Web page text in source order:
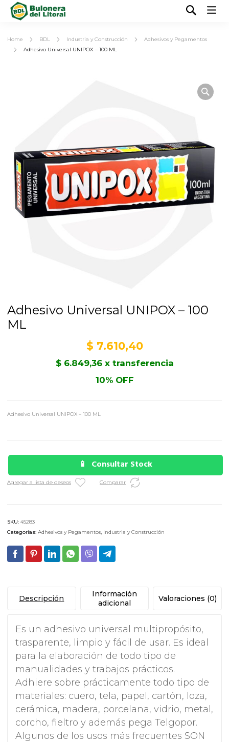
Home BDL Industria y Construcción
Adhesivos y Pegamentos
Adhesivo Universal UNIPOX – 100 ML
Adhesivo Universal UNIPOX – 100
ML
$ 7.610,40
$6.849,36x transferencia
10% OFF
Adhesivo Universal UNIPOX – 100 ML
Consultar Stock
Agregar a lista de deseos Comparar
SKU: 45283
Categorías: Adhesivos y Pegamentos, Industria y Construcción
Descripción
Información
adicional
Valoraciones (0)
Es un adhesivo universal multipropósito,
trasparente, limpio y fácil de usar. Es ideal
para la elaboración de todo tipo de
manualidades y trabajos prácticos.
Adhiere sobre prácticamente todo tipo de
materiales: cuero, tela, papel, cartón, loza,
cerámica, madera, porcelana, vidrio, metal,
corcho, fieltro y además pega Telgopor.
Algunos de los usos más frecuentes SON